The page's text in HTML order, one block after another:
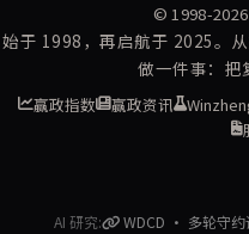
© 1998-
始于 1998，再启航于 2025。
做一件事：把
赢政指数 赢政资讯
AI 研究: WDCD · 多轮守约